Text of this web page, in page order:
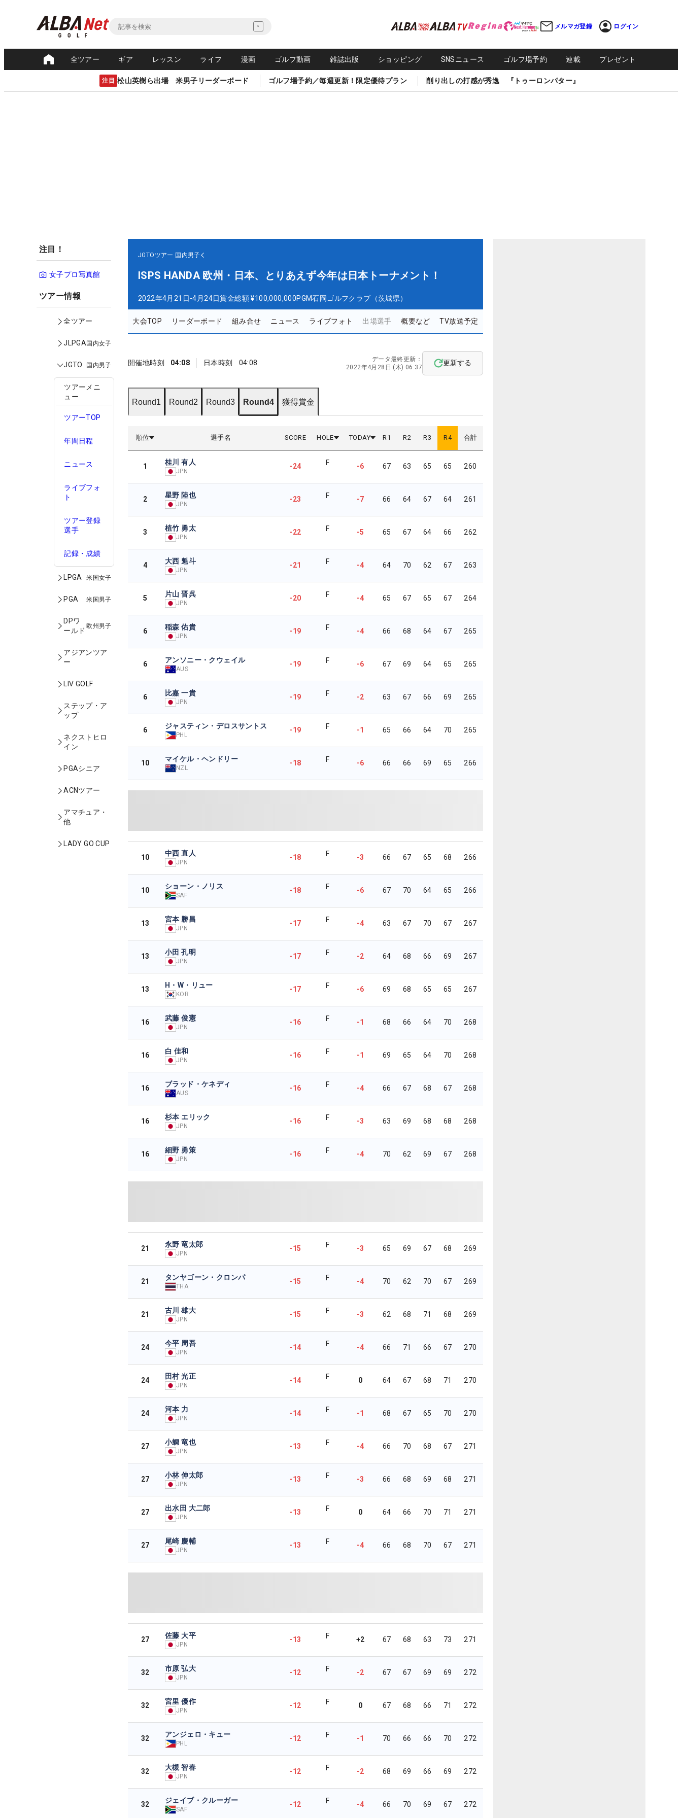
メルマガ登録 ログイン
全ツアー ギア レッスン ライフ 漫画 ゴルフ動画 雑誌出版 ショッピング SNSニュース ゴルフ場予約 連載 プレゼント
注目 松山英樹ら出場 米男子リーダーボード ゴルフ場予約／毎週更新！限定優待プラン 削り出しの打感が秀逸 『トゥーロンパター』
注目！
女子プロ写真館
ツアー情報
全ツアー
JLPGA国内女子
JGTO 国内男子
ツアーメニ
ュー
ツアーTOP
年間日程
ニュース
ライブフォ
ト
ツアー登録
選手
記録・成績
LPGA 米国女子
PGA 米国男子
DPワ
ールド
欧州男子
アジアンツア
ー
LIV GOLF
ステップ・ア
ップ
ネクストヒロ
イン
PGAシニア
ACNツアー
アマチュア・
他
LADY GO CUP
JGTOツアー 国内男子
ISPS HANDA 欧州・日本、とりあえず今年は日本トーナメント！
2022年4月21日-4月24日賞金総額 ¥100,000,000PGM石岡ゴルフクラブ（茨城県）
大会TOP リーダーボード 組み合せ ニュース ライブフォト 出場選手 概要など TV放送予定
開催地時刻 04:08 日本時刻 04:08
データ最終更新：
2022年4月28日 (木) 06:37
更新する
Round1 Round2 Round3 Round4 獲得賞金
順位 選手名 SCORE HOLE TODAY R 1 R2 R3 R4 合計
1 桂川 有人
JPN
-24 F -6 67 63 65 65 260
2 星野 陸也
JPN
-23 F -7 66 64 67 64 261
3 植竹 勇太
JPN
-22 F -5 65 67 64 66 262
4 大西 魁斗
JPN
-21 F -4 64 70 62 67 263
5 片山 晋呉
JPN
-20 F -4 65 67 65 67 264
6 稲森 佑貴
JPN
-19 F -4 66 68 64 67 265
6 アンソニー・クウェイル
AUS
-19 F -6 67 69 64 65 265
6 比嘉 一貴
JPN
-19 F -2 63 67 66 69 265
6 ジャスティン・デロスサントス
PHL
-19 F -1 65 66 64 70 265
10 マイケル・ヘンドリー
NZL
-18 F -6 66 66 69 65 266
10 中西 直人
JPN
-18 F -3 66 67 65 68 266
10 ショーン・ノリス
SAF
-18 F -6 67 70 64 65 266
13 宮本 勝昌
JPN
-17 F -4 63 67 70 67 267
13 小田 孔明
JPN
-17 F -2 64 68 66 69 267
13 H・W・リュー
KOR
-17 F -6 69 68 65 65 267
16 武藤 俊憲
JPN
-16 F -1 68 66 64 70 268
16 白 佳和
JPN
-16 F -1 69 65 64 70 268
16 ブラッド・ケネディ
AUS
-16 F -4 66 67 68 67 268
16 杉本 エリック
JPN
-16 F -3 63 69 68 68 268
16 細野 勇策
JPN
-16 F -4 70 62 69 67 268
21 永野 竜太郎
JPN
-15 F -3 65 69 67 68 269
21 タンヤゴーン・クロンパ
THA
-15 F -4 70 62 70 67 269
21 古川 雄大
JPN
-15 F -3 62 68 71 68 269
24 今平 周吾
JPN
-14 F -4 66 71 66 67 270
24 田村 光正
JPN
-14 F 0 64 67 68 71 270
24 河本 力
JPN
-14 F -1 68 67 65 70 270
27 小鯛 竜也
JPN
-13 F -4 66 70 68 67 271
27 小林 伸太郎
JPN
-13 F -3 66 68 69 68 271
27 出水田 大二郎
JPN
-13 F 0 64 66 70 71 271
27 尾崎 慶輔
JPN
-13 F -4 66 68 70 67 271
27 佐藤 大平
JPN
-13 F +2 67 68 63 73 271
32 市原 弘大
JPN
-12 F -2 67 67 69 69 272
32 宮里 優作
JPN
-12 F 0 67 68 66 71 272
32 アンジェロ・キュー
PHL
-12 F -1 70 66 66 70 272
32 大槻 智春
JPN
-12 F -2 68 69 66 69 272
32 ジェイブ・クルーガー
SAF
-12 F -4 66 70 69 67 272